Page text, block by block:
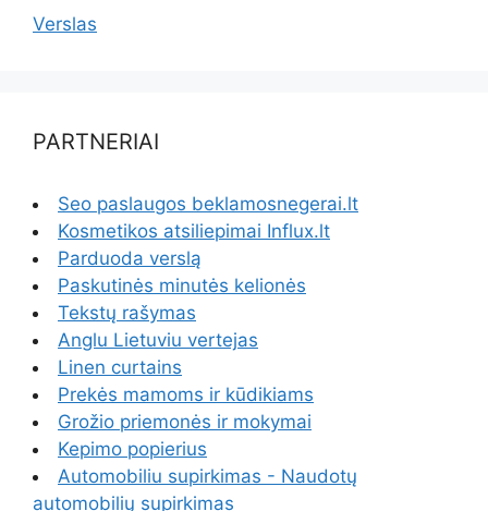
Verslas
PARTNERIAI
Seo paslaugos beklamosnegerai.lt
Kosmetikos atsiliepimai Influx.lt
Parduoda verslą
Paskutinės minutės kelionės
Tekstų rašymas
Anglu Lietuviu vertejas
Linen curtains
Prekės mamoms ir kūdikiams
Grožio priemonės ir mokymai
Kepimo popierius
Automobiliu supirkimas - Naudotų
automobilių supirkimas